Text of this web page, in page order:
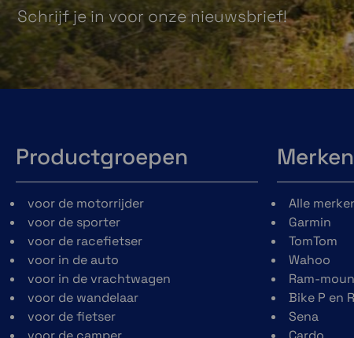
Schrijf je in voor onze nieuwsbrief!
Productgroepen
voor de motorrijder
voor de sporter
voor de racefietser
voor in de auto
voor in de vrachtwagen
voor de wandelaar
voor de fietser
Merken
Alle
Garmin
TomTom
Wahoo
Ram-
Bike P en R
Sena